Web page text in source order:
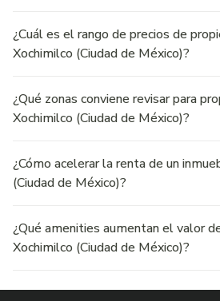
¿Cuál es el rango de precios de
Xochimilco (Ciudad de México)?
¿Qué zonas conviene revisar para
Xochimilco (Ciudad de México)?
¿Cómo acelerar la renta de un
(Ciudad de México)?
¿Qué amenities aumentan el valor
Xochimilco (Ciudad de México)?